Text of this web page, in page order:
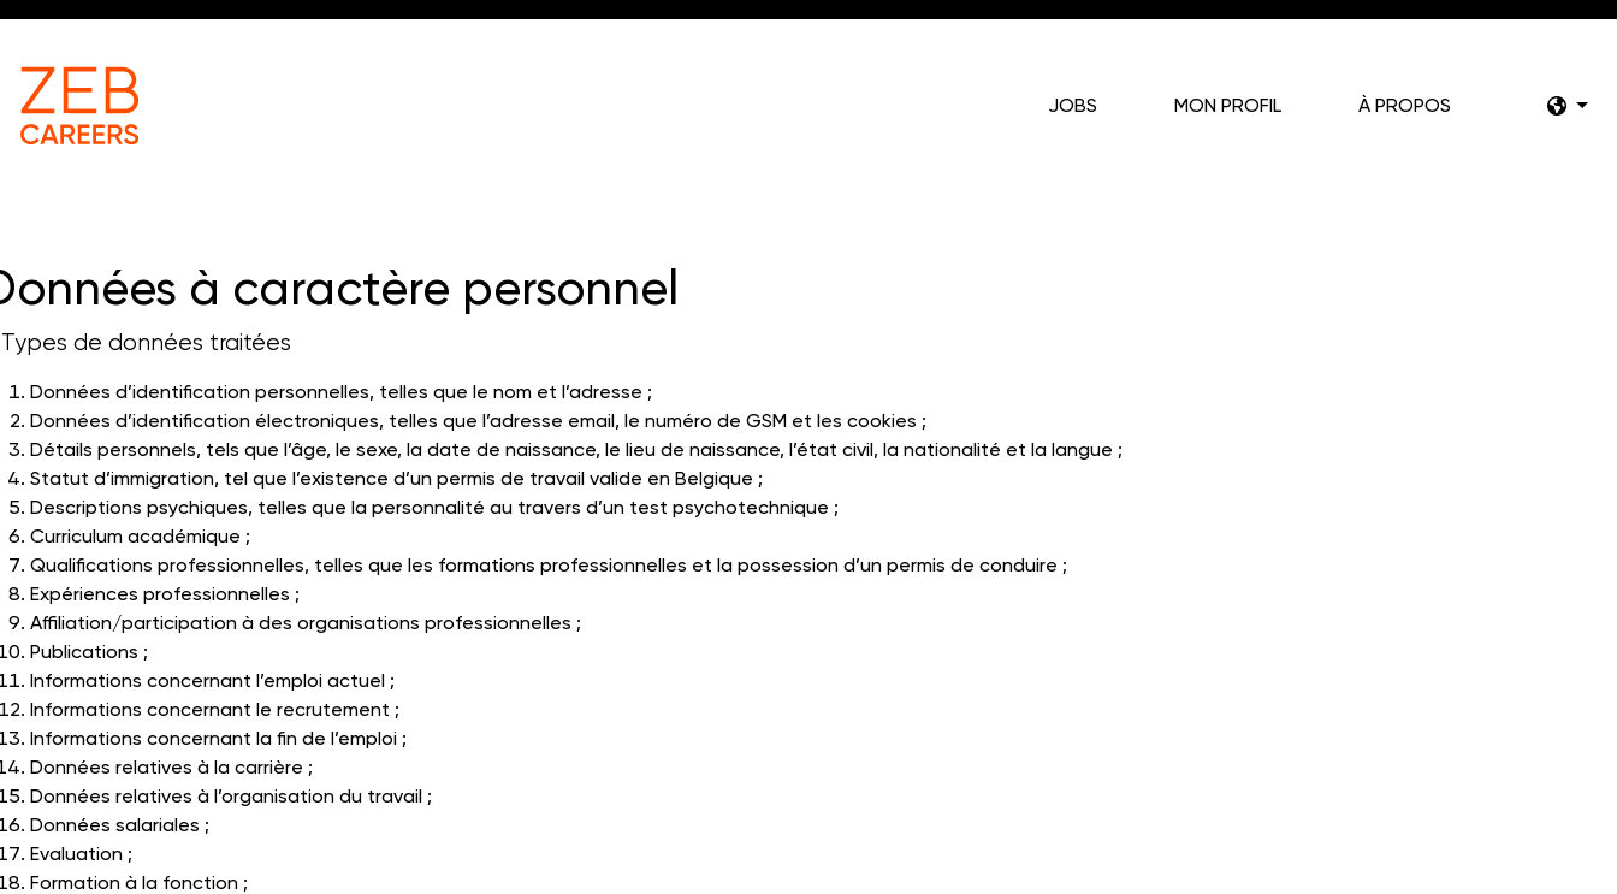
JOBS MON PROFIL À PROPOS
à caractère personnel
Types de données traitées
Données d’identification personnelles, telles que le nom et l’adresse ;
Données d’identification électroniques, telles que l’adresse email, le numéro de GSM et les cookies ;
Détails personnels, tels que l’âge, le sexe, la date de naissance, le lieu de naissance, l’état civil, la nationalité et la langue ;
Statut d’immigration, tel que l’existence d’un permis de travail valide en Belgique ;
Descriptions psychiques, telles que la personnalité au travers d’un test psychotechnique ;
Curriculum académique ;
Qualifications professionnelles, telles que les formations professionnelles et la possession d’un permis de conduire ;
Expériences professionnelles ;
Affiliation/participation à des organisations professionnelles ;
Publications ;
Informations concernant l’emploi actuel ;
Informations concernant le recrutement ;
Informations concernant la fin de l’emploi ;
Données relatives à la carrière ;
Données relatives à l’organisation du travail ;
Données salariales ;
Evaluation ;
Formation à la fonction ;